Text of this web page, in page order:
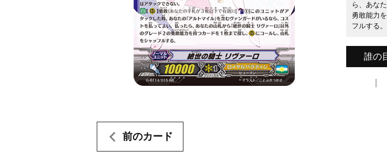
ら、あな
勇敢能力
フルする。
誰の
前のカード